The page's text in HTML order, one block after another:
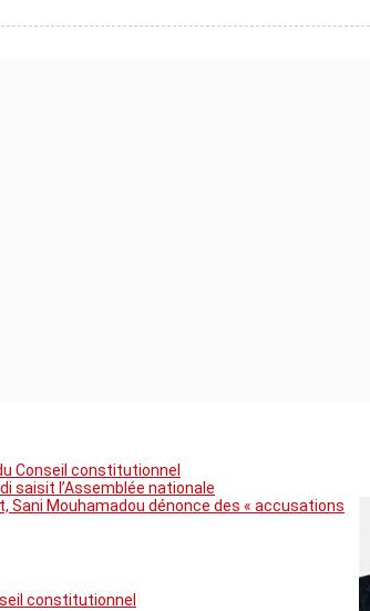
Conseil constitutionnel
saisit l’Assemblée nationale
Sani Mouhamadou dénonce des « accusations
constitutionnel